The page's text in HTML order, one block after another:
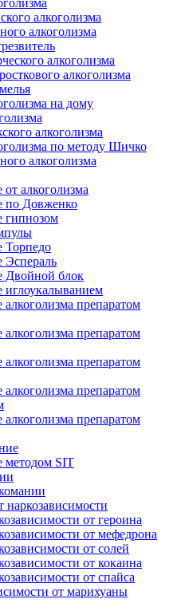
алкоголизма
алкоголизма
алкоголизма
алкоголизма
на дому
алкоголизма
по методу Шичко
алкоголизма
алкоголизма
по Довженко
гипнозом
Торпедо
Эспераль
Двойной блок
иглоукалыванием
препаратом
препаратом
препаратом
препаратом
препаратом
методом SIT
наркозависимости
от героина
от мефедрона
от солей
от кокаина
от спайса
от марихуаны